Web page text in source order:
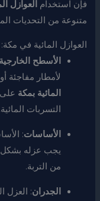
فإن استخدام العوازل
متنوعة من التحديات
العوازل المائية في مكة:
الأسطح الخارجية
لأمطار مفاجئة
المائية بمكة
التسربات المائية.
الأساسات:
يجب عزله بشكل
من التربة.
الجدران: العزل